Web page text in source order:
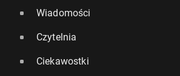
Wiadomości
Czytelnia
Ciekawostki